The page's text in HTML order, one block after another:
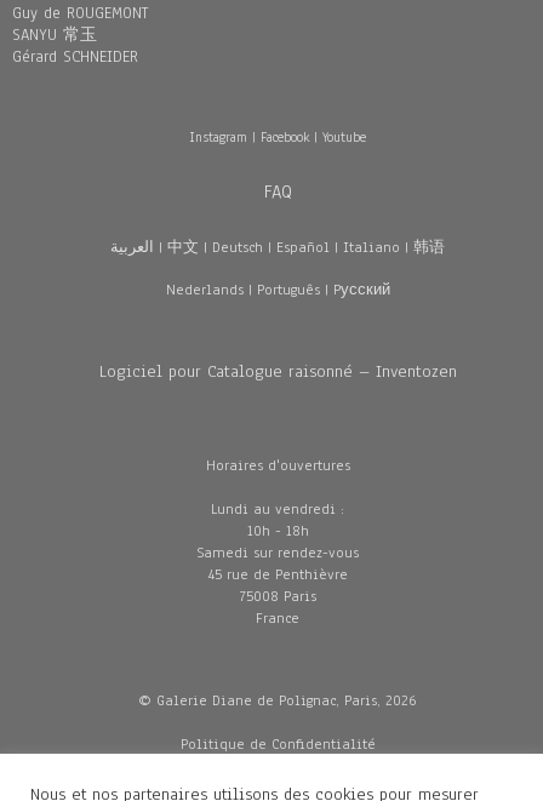
Guy de ROUGEMONT
SANYU 常玉
Gérard SCHNEIDER
Instagram | Facebook| Youtube
FAQ
العربية | 中文 | Deutsch | Español | Italiano | 韩语
Nederlands| Português| Pусский
Logiciel pour Catalogue raisonné – Inventozen
Horaires d'ouvertures
Lundi au vendredi :
10h - 18h
Samedi sur rendez-vous
45 rue de Penthièvre
75008 Paris
France
© Galerie Diane de Polignac, Paris, 2026
Politique de Confidentialité
Mentions légales
Nous et nos partenaires utilisons des cookies pour mesurer